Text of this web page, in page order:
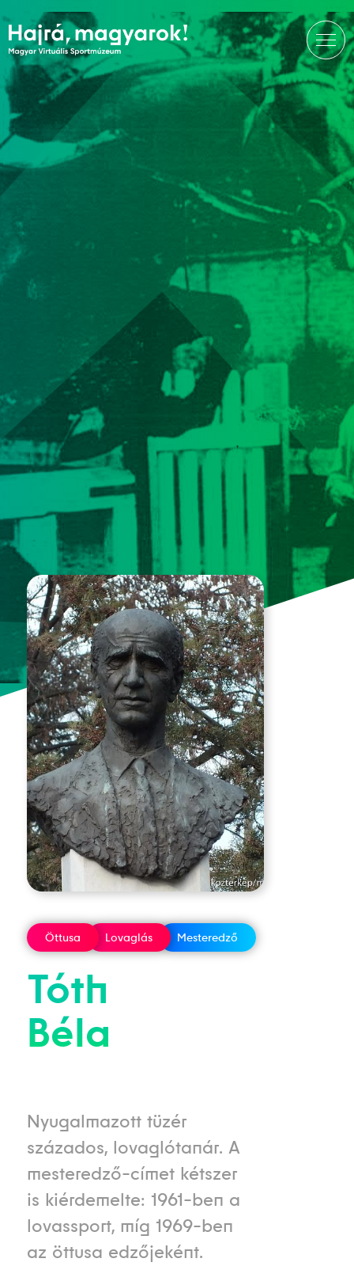
Öttusa Lovaglás Mesteredző
Tóth
Béla
Nyugalmazott tüzér
százados, lovaglótanár. A
mesteredző-címet kétszer
is kiérdemelte: 1961-ben a
lovassport, míg 1969-ben
az öttusa edzőjeként.